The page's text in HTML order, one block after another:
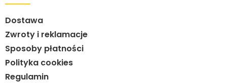
Dostawa
Zwroty i reklamacje
Sposoby płatności
Polityka cookies
Regulamin